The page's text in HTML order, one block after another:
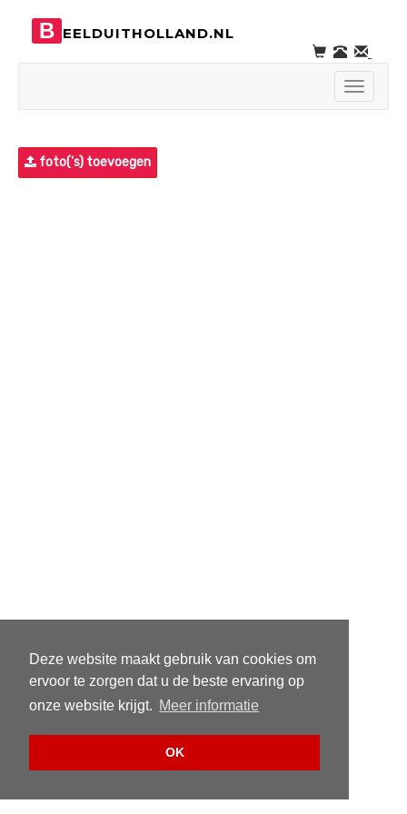
Deze website maakt gebruik van cookies om
ervoor te zorgen dat u de beste ervaring op
onze website krijgt. Meer informatie
OK
B EELDUITHOLLAND.NL
Toggle
foto('s) toevoegen